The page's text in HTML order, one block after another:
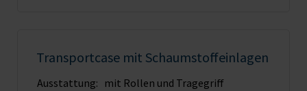
Transportcase mit Schaumstoffeinlagen
Ausstattung: mit Rollen und Tragegriff